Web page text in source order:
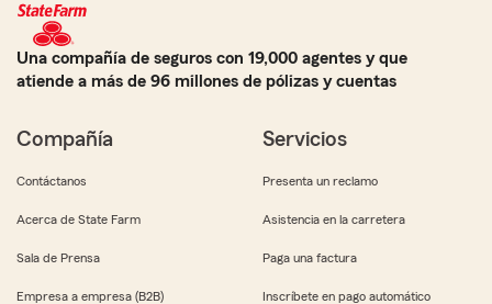
Una compañía de seguros con 19,000 agentes y que
atiende a más de 96 millones de pólizas y cuentas
Compañía
Contáctanos
Acerca de State Farm
Sala de Prensa
Empresa a empresa (B2B)
Servicios
Presenta un reclamo
Asistencia en la carretera
Paga una factura
Inscríbete en pago automático